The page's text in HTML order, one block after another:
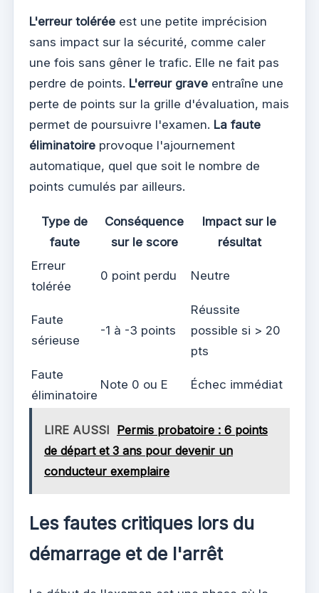
L'erreur tolérée est une petite imprécision
sans impact sur la sécurité, comme caler
une fois sans gêner le trafic. Elle ne fait pas
perdre de points. L'erreur grave entraîne une
perte de points sur la grille d'évaluation, mais
permet de poursuivre l'examen. La faute
éliminatoire provoque l'ajournement
automatique, quel que soit le nombre de
points cumulés par ailleurs.
Type de
faute
Conséquence
sur le score
Impact sur le
résultat
Erreur
tolérée
0 point perdu Neutre
Faute
sérieuse
-1 à -3 points
Réussite
possible si > 20
pts
Faute
éliminatoire
Note 0 ou E Échec immédiat
LIRE AUSSI Permis probatoire : 6 points
de départ et 3 ans pour devenir un
conducteur exemplaire
Les fautes critiques lors du
démarrage et de l'arrêt